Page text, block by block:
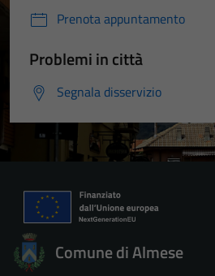
Prenota appuntamento
Problemi in città
Segnala disservizio
Comune di Almese